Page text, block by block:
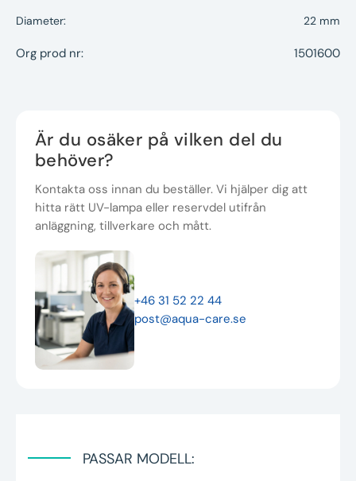
Diameter: 22 mm
Org prod nr: 1501600
Är du osäker på vilken del du
behöver?
Kontakta oss innan du beställer. Vi hjälper dig att
hitta rätt UV-lampa eller reservdel utifrån
anläggning, tillverkare och mått.
+46 31 52 22 44
post@aqua-care.se
PASSAR MODELL: